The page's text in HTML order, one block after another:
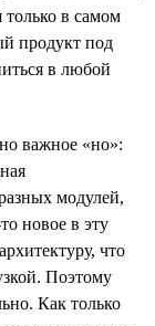
только в самом
продукт под
в любой
важное «но»:
модулей,
новое в эту
что
Поэтому
Как только